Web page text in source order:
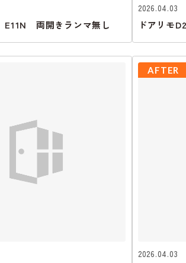
E11N 両開きランマ無し
2026.04.03
ドアリモ
AFTER
2026.04.03